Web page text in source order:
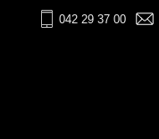
042 29 37 00